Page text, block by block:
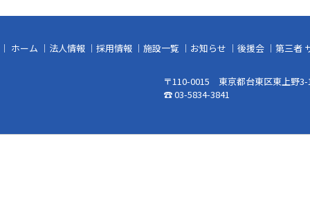
｜ ホーム ｜ 法人情報 ｜ 採用情報 ｜ 施設一覧 ｜ お知らせ ｜ 後援会 ｜ 第三者
〒110-0015 東京都台東区東上野3-
☎ 03-5834-3841